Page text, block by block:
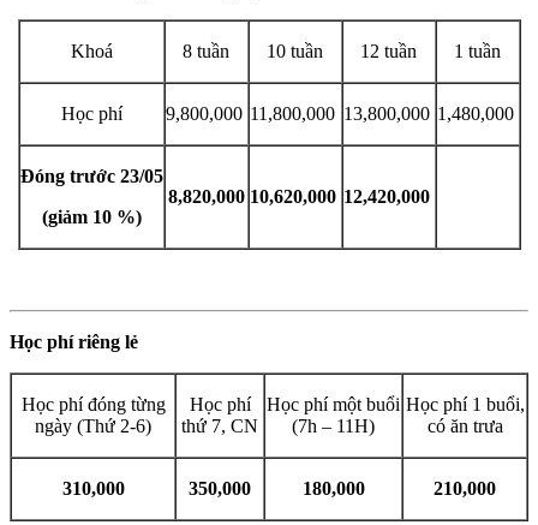
Khoá 8 tuần 10 tuần 12 tuần 1 tuần
Học phí 9,800,000 11,800,000 13,800,000 1,480,000
Đóng trước 23/05
(giảm 10 %)
8,820,000 10,620,000 12,420,000
Học phí riêng lẻ
Học phí đóng từng
ngày (Thứ 2-6)
Học phí
thứ 7, CN
Học phí một buổi
(7h – 11H)
Học phí 1 buổi,
có ăn trưa
310,000 350,000 180,000 210,000